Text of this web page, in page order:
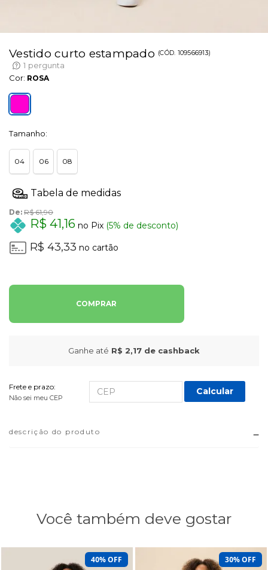
Vestido curto estampado (CÓD. 109566913)
1 pergunta
Cor: ROSA
Tamanho:
04 06 08
De: R$ 61,90
R$ 41,16 no Pix (5% de desconto)
R$ 43,33 no cartão
COMPRAR
Ganhe até R$ 2,17 de cashback
Frete e prazo:
Não sei meu CEP
Calcular
descrição do produto
Você também deve gostar
40% OFF 30% OFF